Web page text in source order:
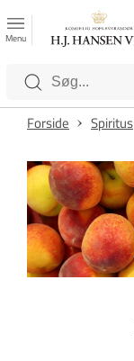
Kategorier
Menu
Forside Spiritus